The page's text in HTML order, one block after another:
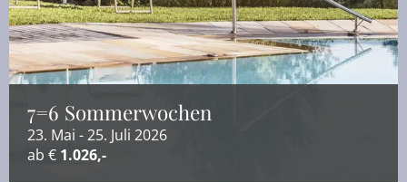
7=6 Sommerwochen
23. Mai - 25. Juli 2026
ab € 1.026,-